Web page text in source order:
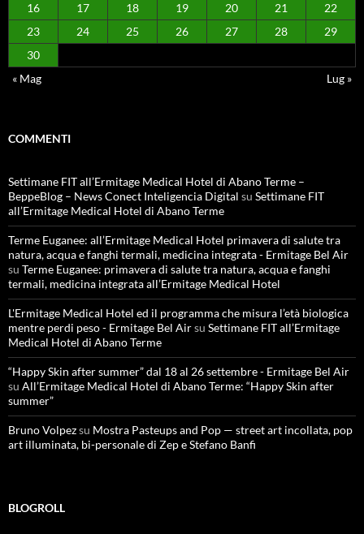
16
17 18 19 20 21
22
23
24 25 26 27 28
29
30
« Mag
Lug »
COMMENTI
Settimane FIT all’Ermitage Medical Hotel di Abano Terme –
BeppeBlog – News Conect Inteligencia Digital su Settimane FIT
all’Ermitage Medical Hotel di Abano Terme
Terme Euganee: all’Ermitage Medical Hotel primavera di salute tra
natura, acqua e fanghi termali, medicina integrata - Ermitage Bel Air
su Terme Euganee: primavera di salute tra natura, acqua e fanghi
termali, medicina integrata all’Ermitage Medical Hotel
L'Ermitage Medical Hotel ed il programma che misura l’età biologica
mentre perdi peso - Ermitage Bel Airsu Settimane FIT all’Ermitage
Medical Hotel di Abano Terme
“Happy Skin after summer” dal 18 al 26 settembre - Ermitage Bel Air
su All’Ermitage Medical Hotel di Abano Terme: “Happy Skin after
summer”
Bruno Volpezsu Mostra Pasteups and Pop — street art incollata, pop
art illuminata, bi-personale di Zep e Stefano Banfi
BLOGROLL